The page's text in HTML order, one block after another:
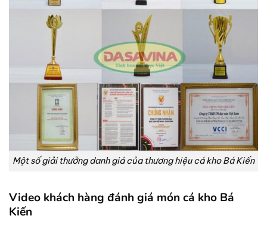
Một số giải thưởng danh giá của thương hiệu cá kho Bá Kiến
Video khách hàng đánh giá món cá kho Bá
Kiến